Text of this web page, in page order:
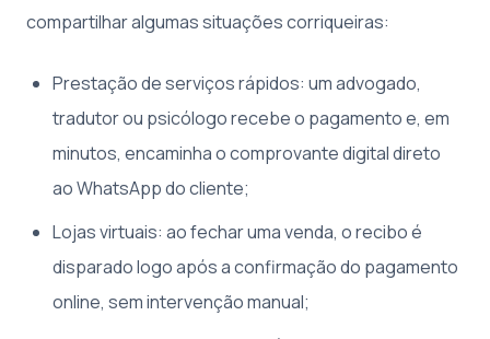
compartilhar algumas situações corriqueiras:
Prestação de serviços rápidos: um advogado,
tradutor ou psicólogo recebe o pagamento e, em
minutos, encaminha o comprovante digital direto
ao WhatsApp do cliente;
Lojas virtuais: ao fechar uma venda, o recibo é
disparado logo após a confirmação do pagamento
online, sem intervenção manual;